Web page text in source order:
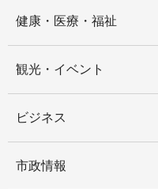
健康・医療・福祉
観光・イベント
ビジネス
市政情報